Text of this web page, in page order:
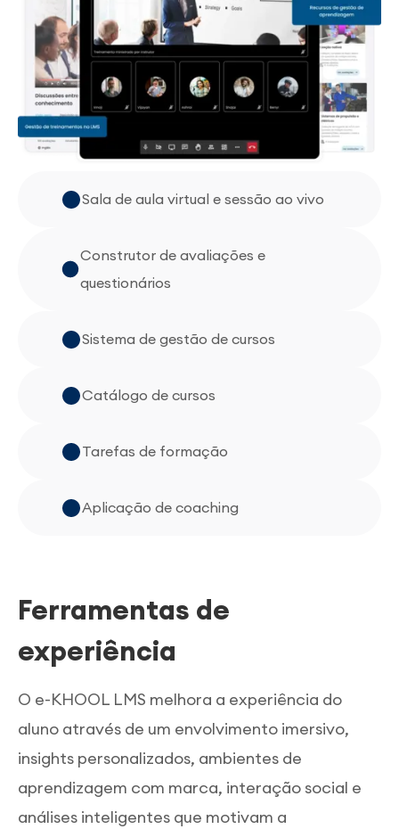
Sala de aula virtual e sessão ao vivo
Construtor de avaliações e
questionários
Sistema de gestão de cursos
Catálogo de cursos
Tarefas de formação
Aplicação de coaching
Ferramentas de
experiência
O e-KHOOL LMS melhora a experiência do
aluno através de um envolvimento imersivo,
insights personalizados, ambientes de
aprendizagem com marca, interação social e
análises inteligentes que motivam a